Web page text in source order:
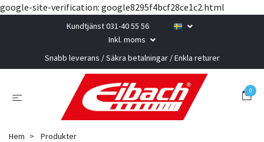
google-site-verification: google8295f4bcf28ce1c2.html
Kundtjänst 031-40 55 56
Inkl. moms
Snabb leverans / Säkra betalningar / Enkla returer
0
Hem
Produkter